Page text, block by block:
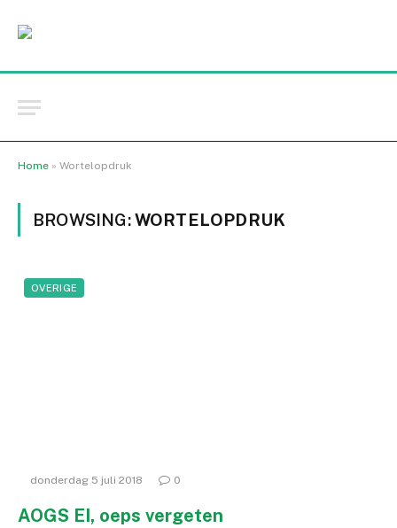
Home » Wortelopdruk
BROWSING:WORTELOPDRUK
OVERIGE
donderdag 5 juli 2018 0
AOGS EI, oeps vergeten